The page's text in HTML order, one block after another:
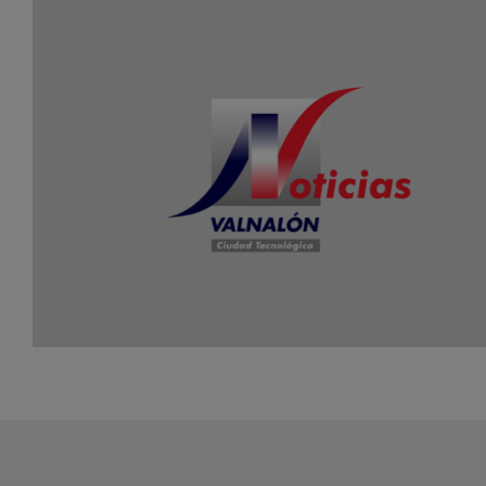
Valnalón y FFES inician los cursos de
formación sobre Creación de Empresas y
Foros de Consolidación para mujeres
emprendedoras de Oriente y Occidente.